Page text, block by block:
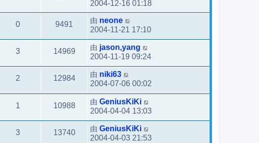
2004-12-16 01:18
0 9491 由 neone
2004-11-21 17:10
3 14969 由 jason,yang
2004-11-19 09:24
2 12984 由 niki63
2004-07-06 00:02
1 10988 由 GeniusKiKi
2004-04-04 13:03
3 13740 由 GeniusKiKi
2004-04-03 21:53